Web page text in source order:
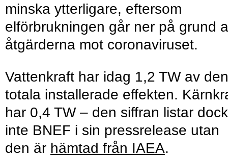
minska ytterligare, eftersom
elförbrukningen går ner på grund
åtgärderna mot coronaviruset.
Vattenkraft har idag 1,2 TW av den
totala installerade effekten.
har 0,4 TW – den siffran listar dock
inte BNEF i sin pressrelease utan
den är hämtad från IAEA.